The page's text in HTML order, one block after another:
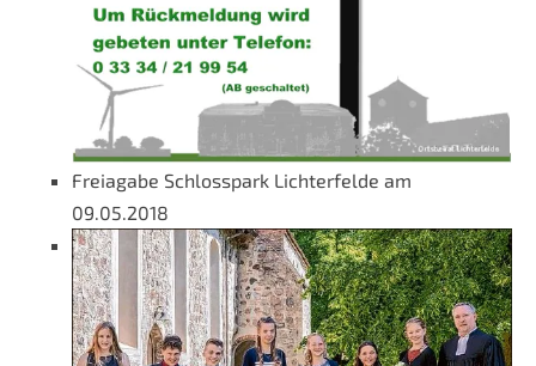
Freiagabe Schlosspark Lichterfelde am
09.05.2018